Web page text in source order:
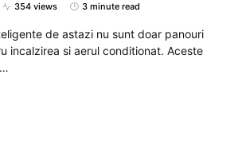
354 views 3 minute read
de astazi nu sunt doar panouri
incalzirea si aerul conditionat. Aceste